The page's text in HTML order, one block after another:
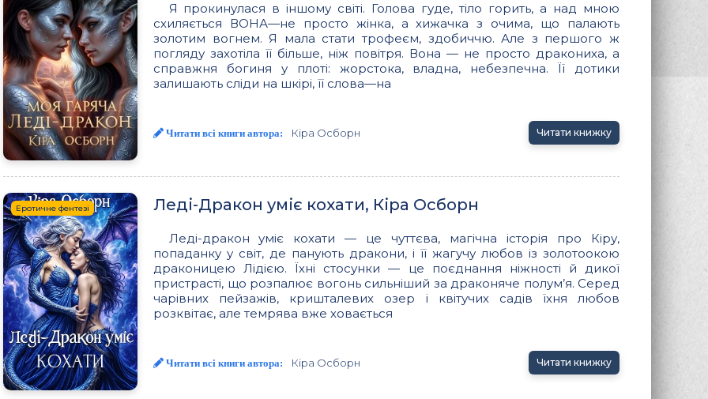
Я прокинулася в іншому світі. Голова гуде, тіло горить, а над мною
схиляється ВОНА—не просто жінка, а хижачка з очима, що палають
золотим вогнем. Я мала стати трофеєм, здобиччю. Але з першого ж
погляду захотіла її більше, ніж повітря. Вона — не просто дракониха, а
справжня богиня у плоті: жорстока, владна, небезпечна. Її дотики
залишають сліди на шкірі, її слова—на
Читати всі книги автора: Кіра Осборн Читати книжку
Еротичне фентезі Леді-Дракон уміє кохати, Кіра Осборн
Леді-дракон уміє кохати — це чуттєва, магічна історія про Кіру,
попаданку у світ, де панують дракони, і її жагучу любов із золотоокою
драконицею Лідією. Їхні стосунки — це поєднання ніжності й дикої
пристрасті, що розпалює вогонь сильніший за драконяче полум’я. Серед
чарівних пейзажів, кришталевих озер і квітучих садів їхня любов
розквітає, але темрява вже ховається
Читати всі книги автора: Кіра Осборн Читати книжку